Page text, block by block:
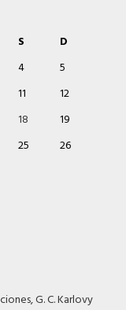
S
D
4
5
11
12
18
19
25
26
G. C. Karlovy